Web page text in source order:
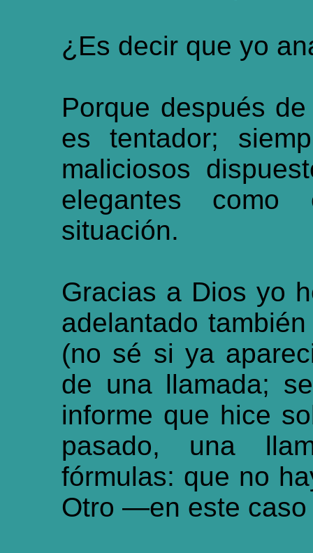
¿Es decir que yo
Porque después
es tentador;
maliciosos
elegantes
situación.
Gracias a Dios yo
adelantado
(no sé si ya
de una llamada;
informe que hice
pasado, una
fórmulas: que no
Otro —en este caso